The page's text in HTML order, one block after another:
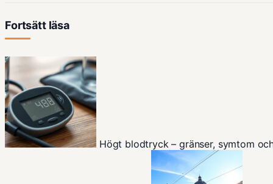
Fortsätt läsa
Högt blodtryck – gränser, symtom